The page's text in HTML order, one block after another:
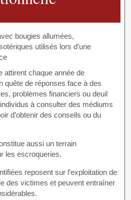
attirent chaque année de
quête de réponses face à des
problèmes financiers ou deuil
à consulter des médiums
d’obtenir des conseils ou du
aussi un terrain
les escroqueries.
reposent sur l’exploitation de
des victimes et peuvent entraîner